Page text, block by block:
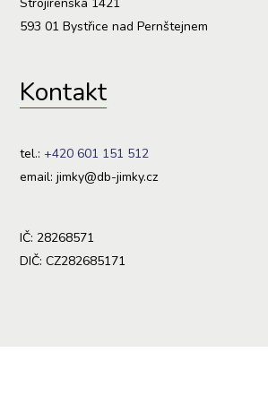
593 01 Bystřice nad Pernštejnem
Kontakt
tel.: +420 601 151 512
email: jimky@db-jimky.cz
IČ: 28268571
DIČ: CZ282685171